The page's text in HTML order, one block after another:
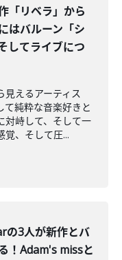
「リベラ」から
はバルーン「シ
してライブにつ
見えるアーティス
て純粋な音楽好きと
対峙して、そして一
覚、そして圧...
3人が新作とバ
！Adam's missと